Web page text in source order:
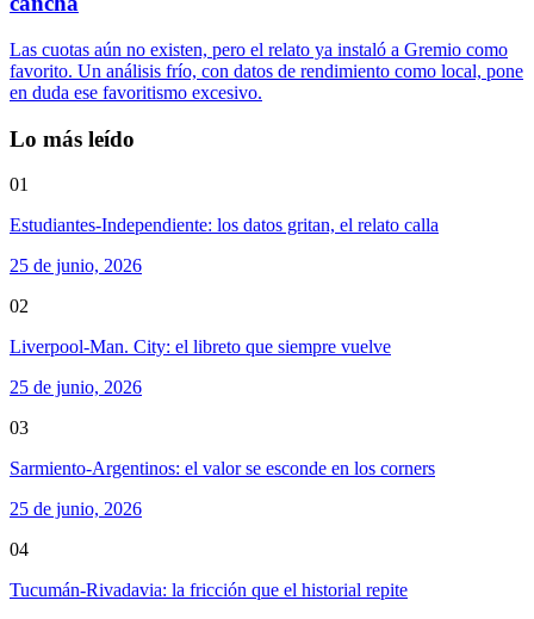
Las cuotas aún no existen, pero el relato ya instaló a Gremio como
favorito. Un análisis frío, con datos de rendimiento como local, pone
en duda ese favoritismo excesivo.
Lo más leído
01
Estudiantes-Independiente: los datos gritan, el relato calla
25 de junio, 2026
02
Liverpool-Man. City: el libreto que siempre vuelve
25 de junio, 2026
03
Sarmiento-Argentinos: el valor se esconde en los corners
25 de junio, 2026
04
Tucumán-Rivadavia: la fricción que el historial repite